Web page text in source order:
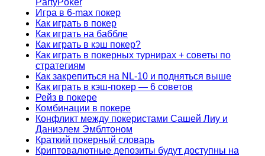
PartyPoker
Игра в 6-max покер
Как играть в покер
Как играть на баббле
Как играть в кэш покер?
Как играть в покерных турнирах + советы по
стратегиям
Как закрепиться на NL-10 и подняться выше
Как играть в кэш-покер — 6 советов
Рейз в покере
Комбинации в покере
Конфликт между покеристами Сашей Лиу и
Даниэлем Эмблтоном
Краткий покерный словарь
Криптовалютные депозиты будут доступны на